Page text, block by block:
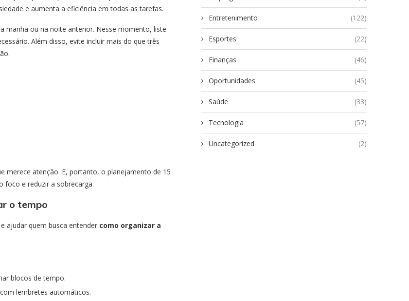
e aumenta a eficiência em todas as tarefas.
manhã ou na noite anterior. Nesse momento, liste
Além disso, evite incluir mais do que três
merece atenção. E, portanto, o planejamento de 15
foco e reduzir a sobrecarga.
o tempo
ajudar quem busca entender como organizar a
blocos de tempo.
lembretes automáticos.
Entretenimento (122)
Esportes (22)
Finanças (46)
Oportunidades (45)
Saúde (33)
Tecnologia (57)
Uncategorized (2)